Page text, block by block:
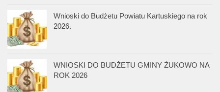
Wnioski do Budżetu Powiatu Kartuskiego na rok
2026.
WNIOSKI DO BUDŻETU GMINY ŻUKOWO NA
ROK 2026